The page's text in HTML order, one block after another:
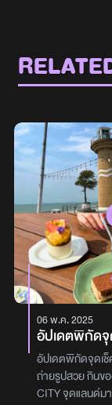
06 พ.ค. 2025
อัปเดตพิกัด
อัปเดตพิกัดจุดเ
ถ่ายรูปสวย กินข
CITY จุดแลนด์ม